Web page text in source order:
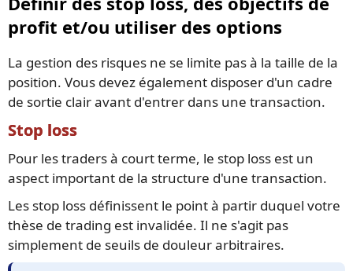
profit et/ou utiliser des options
La gestion des risques ne se limite pas à la taille de la
position. Vous devez également disposer d'un cadre
de sortie clair avant d'entrer dans une transaction.
Stop loss
Pour les traders à court terme, le stop loss est un
aspect important de la structure d'une transaction.
Les stop loss définissent le point à partir duquel votre
thèse de trading est invalidée. Il ne s'agit pas
simplement de seuils de douleur arbitraires.